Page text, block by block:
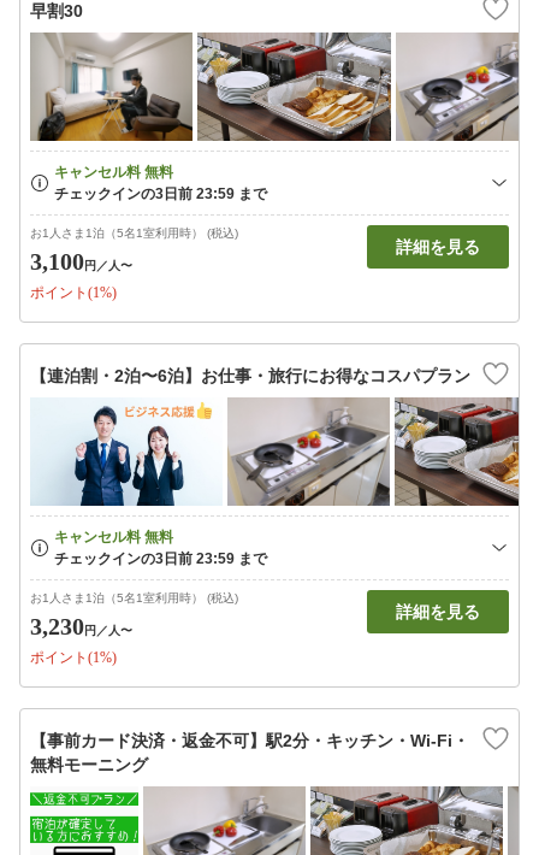
早割30
お1人さま1泊（5名1室利用時） (税込)
3,100円 ／人〜
ポイント(1%)
詳細を見る
【連泊割・2泊〜6泊】お仕事・旅行にお得なコスパプラン
お1人さま1泊（5名1室利用時） (税込)
3,230円 ／人〜
ポイント(1%)
詳細を見る
【事前カード決済・返金不可】駅2分・キッチン・Wi-Fi・
無料モーニング